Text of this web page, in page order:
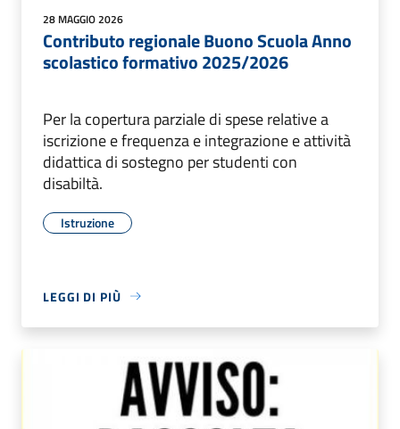
28 MAGGIO 2026
Contributo regionale Buono Scuola Anno
scolastico formativo 2025/2026
Per la copertura parziale di spese relative a
iscrizione e frequenza e integrazione e attività
didattica di sostegno per studenti con
disabiltà.
Istruzione
LEGGI DI PIÙ